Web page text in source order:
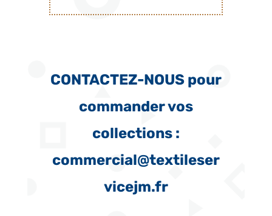
CONTACTEZ-NOUS pour
commander vos
collections :
commercial@textileser
vicejm.fr